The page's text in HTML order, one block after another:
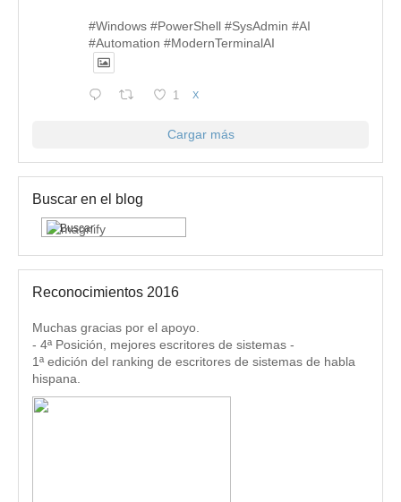
#Windows #PowerShell #SysAdmin #AI
#Automation #ModernTerminalAI
1 X
Cargar más
Buscar en el blog
Reconocimientos 2016
Muchas gracias por el apoyo.
- 4ª Posición, mejores escritores de sistemas -
1ª edición del ranking de escritores de sistemas de habla
hispana.